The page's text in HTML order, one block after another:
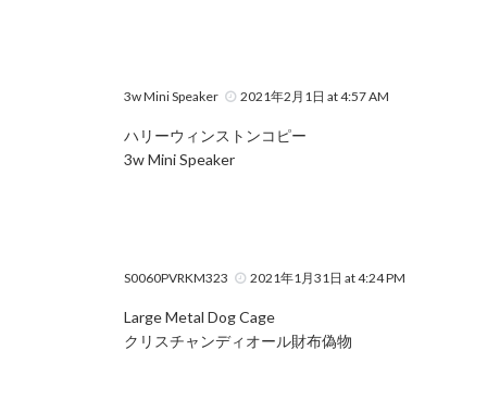
3w Mini Speaker 2021年2月1日 at 4:57 AM
ハリーウィンストンコピー
3w Mini Speaker
S0060PVRKM323 2021年1月31日 at 4:24 PM
Large Metal Dog Cage
クリスチャンディオール財布偽物